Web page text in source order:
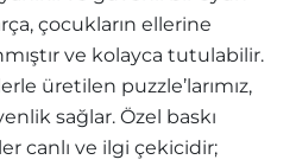
çocukların ellerine
ve kolayca tutulabilir.
üretilen puzzle’larımız,
sağlar. Özel baskı
canlı ve ilgi çekicidir;